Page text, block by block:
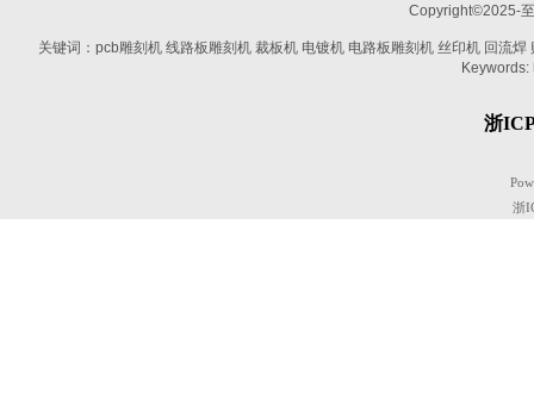
Copyright©2025-
关键词：pcb雕刻机 线路板雕刻机 裁板机 电镀机 电路板雕刻机 丝印机 回流
Keywords:
浙
浙